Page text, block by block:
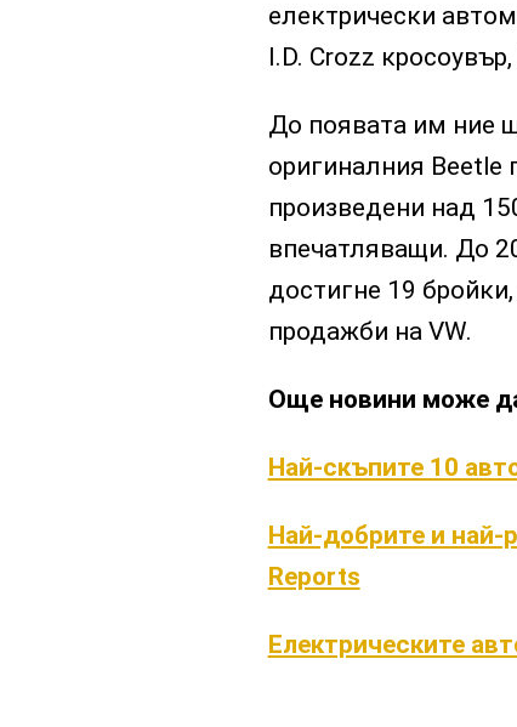
електрически
I.D. Crozz
До появата им ние
оригиналния
произведени над
впечатляващи. До
достигне 19
продажби на VW.
Още новини може
Най-скъпите 10
Най-добрите и най-
Reports
Електрическите